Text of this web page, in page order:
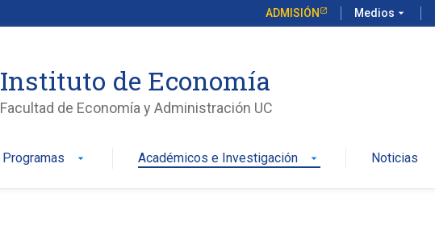
ADMISIÓN Medios arrow_drop_down
Instituto de Economía
Facultad de Economía y Administración UC
Programas arrow_drop_down Académicos e Investigación arrow_drop_down Noticias